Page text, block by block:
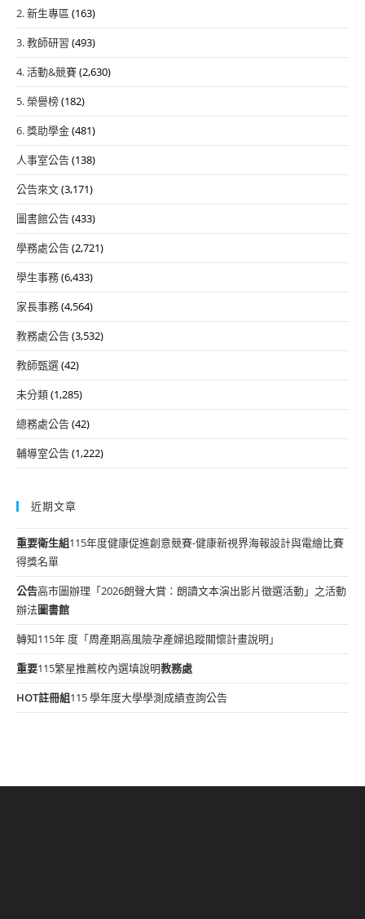
2. 新生專區 (163)
3. 教師研習 (493)
4. 活動&競賽(2,630)
5. 榮譽榜(182)
6. 獎助學金(481)
人事室公告(138)
公告來文(3,171)
圖書館公告(433)
學務處公告(2,721)
學生事務(6,433)
家長事務(4,564)
教務處公告(3,532)
教師甄選(42)
未分類(1,285)
總務處公告(42)
輔導室公告(1,222)
近期文章
重要衛生組115年度健康促進創意競賽-健康新視界海報設計與電繪比賽
得獎名單
公告高市圖辦理「2026朗聲大賞：朗讀文本演出影片徵選活動」之活動
辦法圖書館
轉知115年 度「周產期高風險孕產婦追蹤關懷計畫說明」
重要115繁星推薦校內選填說明教務處
HOT註冊組115 學年度大學學測成績查詢公告